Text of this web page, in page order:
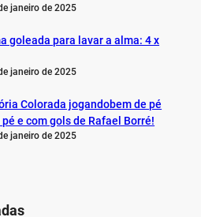
janeiro de 2025
goleada para lavar a alma: 4 x
janeiro de 2025
Colorada jogandobem de pé
pé e com gols de Rafael Borré!
janeiro de 2025